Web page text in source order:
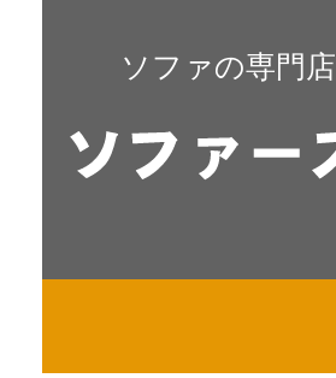
ソファの専門店